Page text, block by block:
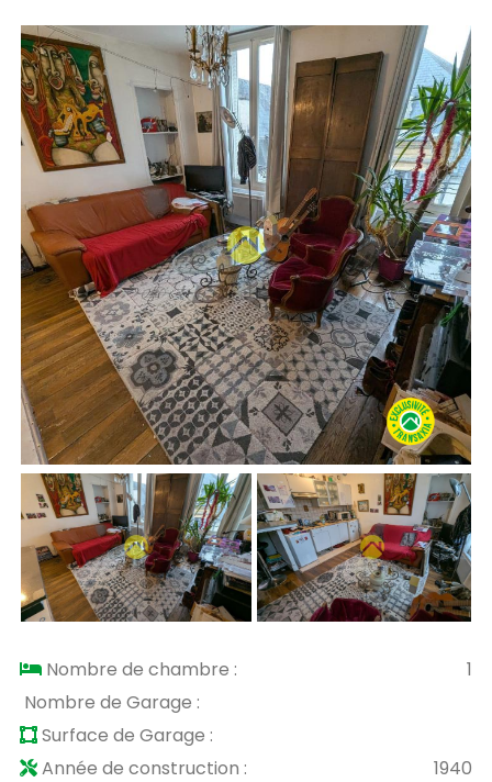
Nombre de chambre :
1
Nombre de Garage :
Surface de Garage :
Année de construction :
1940